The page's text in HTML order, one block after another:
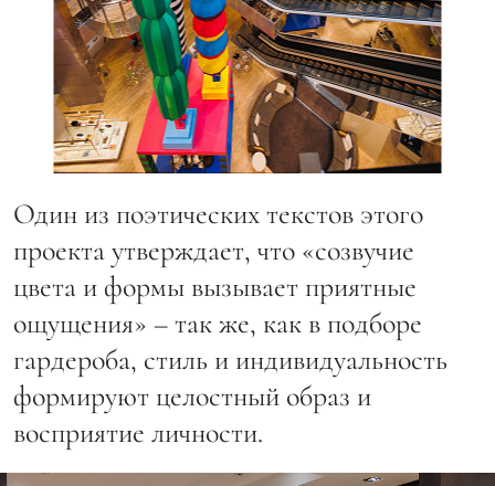
Один из поэтических текстов этого
проекта утверждает, что «созвучие
цвета и формы вызывает приятные
ощущения» – так же, как в подборе
гардероба, стиль и индивидуальность
формируют целостный образ и
восприятие личности.